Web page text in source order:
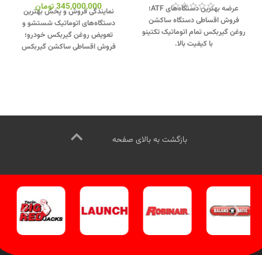
عرضه بهترین دستگاه‌های ATF؛
فروش اقساطی دستگاه ساکشن
روغن گیربکس تمام اتوماتیک تکتینو
با کیفیت بالا.
345,000,000تومان
نمایندگی فروش و پخش بهترین
دستگاه‌های اتوماتیک شستشو و
تعویض روغن گیربکس خودرو؛
فروش اقساطی ساکشن گیربکس
کانال اینستاگرام ویل تک کلیک کنید.
بازگشت به بالای صفحه